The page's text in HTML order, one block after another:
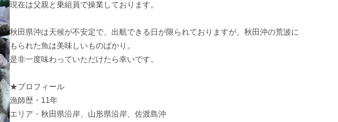
現在は父親と乗組員で操業しております。
秋田県沖は天候が不安定で、出航できる日が限られておりますが、秋田沖の荒波に
もられた魚は美味しいものばかり。
是非一度味わっていただけたら幸いです。
★プロフィール
漁師歴・11年
エリア・秋田県沿岸、山形県沿岸、佐渡島沖